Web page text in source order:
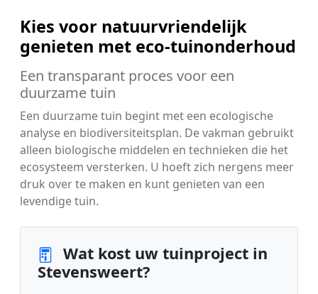
Kies voor natuurvriendelijk
genieten met eco-tuinonderhoud
Een transparant proces voor een
duurzame tuin
Een duurzame tuin begint met een ecologische
analyse en biodiversiteitsplan. De vakman gebruikt
alleen biologische middelen en technieken die het
ecosysteem versterken. U hoeft zich nergens meer
druk over te maken en kunt genieten van een
levendige tuin.
Wat kost uw tuinproject in
Stevensweert?